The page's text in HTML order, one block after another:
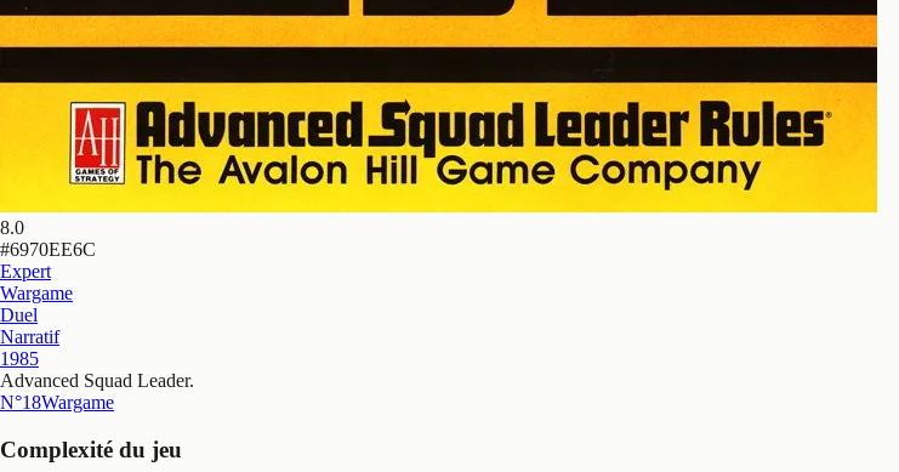
8.0
#6970EE6C
Expert
Wargame
Duel
Narratif
1985
Advanced Squad Leader.
N°18Wargame
Complexité du jeu